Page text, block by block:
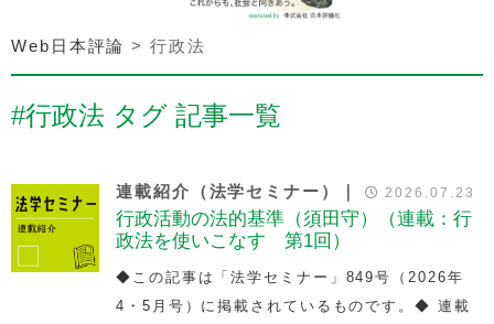
Web日本評論 >行政法
#行政法 タグ 記事一覧
連載紹介（法学セミナー）｜ 2026.07.23
行政活動の法的基準（須田守）（連載：行
政法を使いこなす 第1回）
◆この記事は「法学セミナー」849号（2026年
4・5月号）に掲載されているものです。◆ 連載